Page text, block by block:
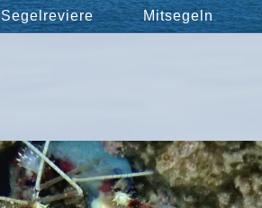
Segelreviere Mitsegeln